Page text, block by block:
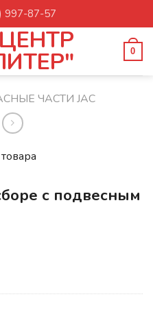
997-87-57
0
ЧАСТИ JAC
с подвесным